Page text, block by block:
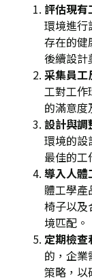
評估現有
環境進行
存在的健
後續設計
采集員工
工對工作
的滿意度
設計與調
環境的設
最佳的工
導入人體
體工學產
椅子以及
境匹配。
定期檢查
的，企
策略，以